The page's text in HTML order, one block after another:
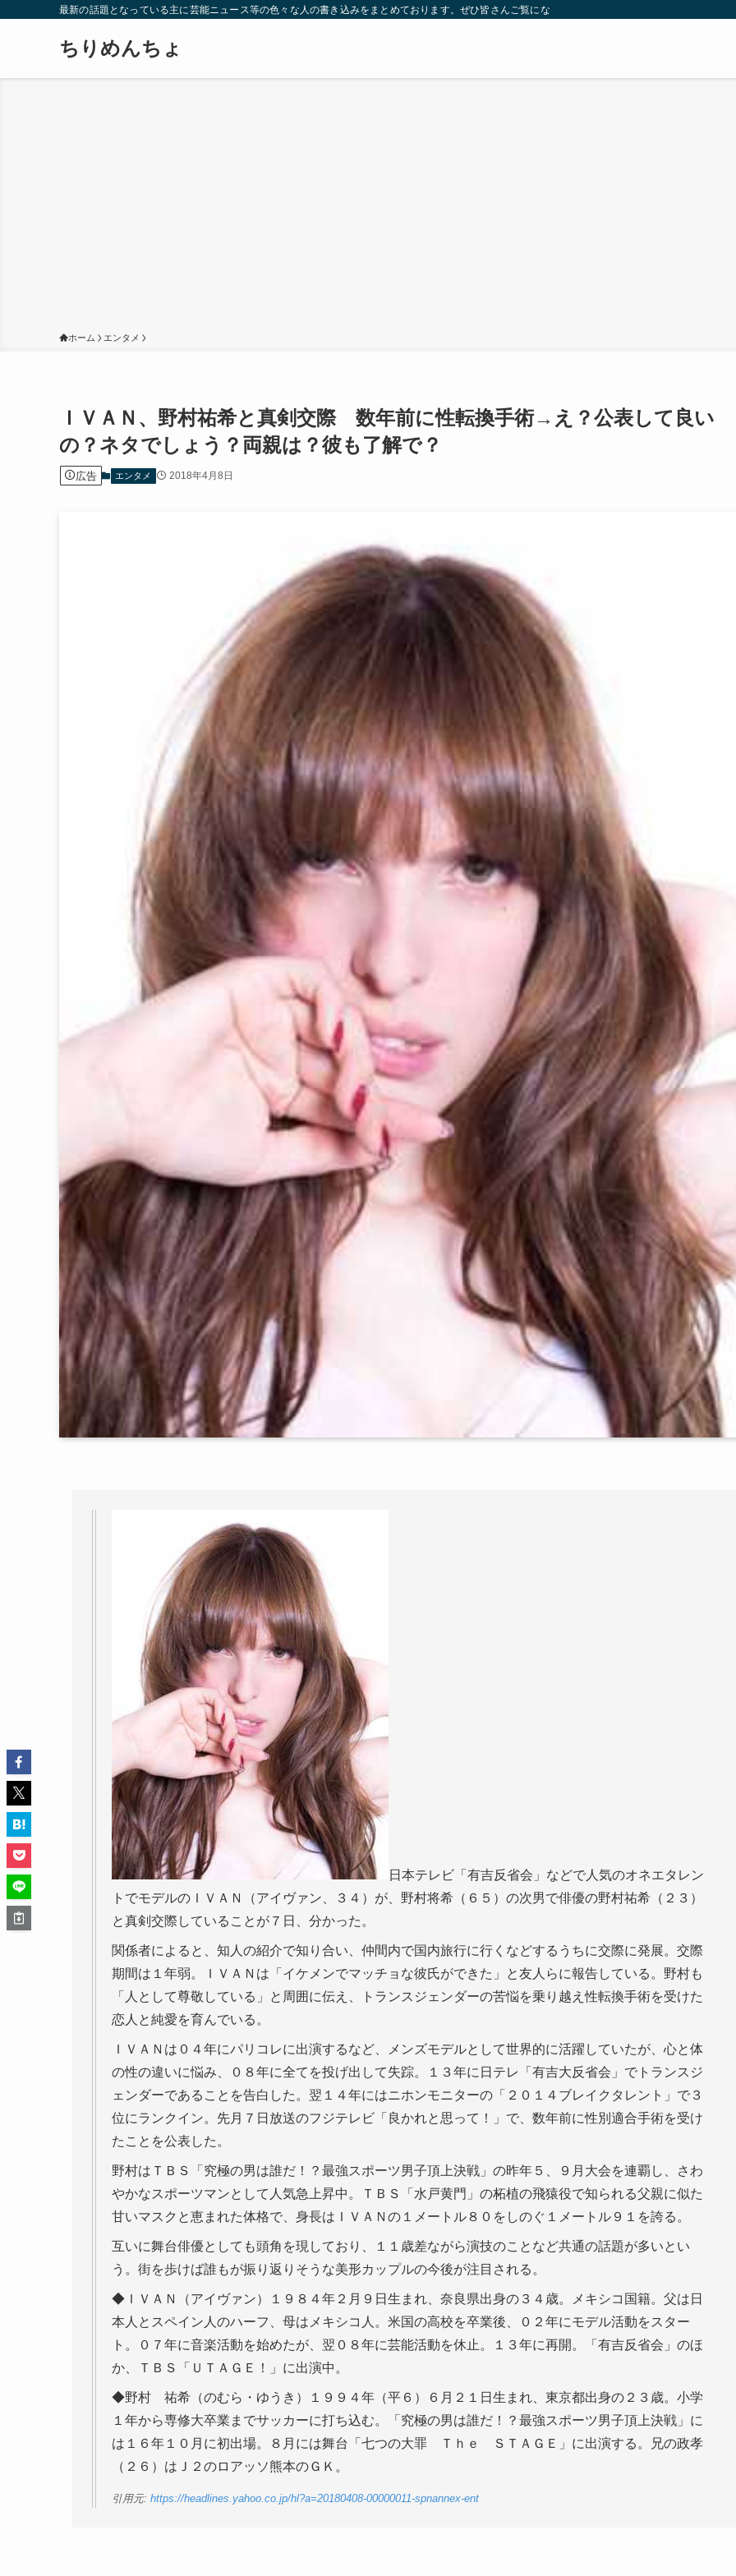
最新の話題となっている主に芸能ニュース等の色々な人の書き込みをまとめております。ぜひ皆さんご覧になっていってください。
ちりめんちょ
ホーム エンタメ
ＩＶＡＮ、野村祐希と真剣交際 数年前に性転換手術→え？公表して良い
の？ネタでしょう？両親は？彼も了解で？
広告 エンタメ 2018年4月8日
日本テレビ「有吉反省会」などで人気のオネエタレン
トでモデルのＩＶＡＮ（アイヴァン、３４）が、野村将希（６５）の次男で俳優の野村祐希（２３）
と真剣交際していることが７日、分かった。
関係者によると、知人の紹介で知り合い、仲間内で国内旅行に行くなどするうちに交際に発展。交際
期間は１年弱。ＩＶＡＮは「イケメンでマッチョな彼氏ができた」と友人らに報告している。野村も
「人として尊敬している」と周囲に伝え、トランスジェンダーの苦悩を乗り越え性転換手術を受けた
恋人と純愛を育んでいる。
ＩＶＡＮは０４年にパリコレに出演するなど、メンズモデルとして世界的に活躍していたが、心と体
の性の違いに悩み、０８年に全てを投げ出して失踪。１３年に日テレ「有吉大反省会」でトランスジ
ェンダーであることを告白した。翌１４年にはニホンモニターの「２０１４ブレイクタレント」で３
位にランクイン。先月７日放送のフジテレビ「良かれと思って！」で、数年前に性別適合手術を受け
たことを公表した。
野村はＴＢＳ「究極の男は誰だ！？最強スポーツ男子頂上決戦」の昨年５、９月大会を連覇し、さわ
やかなスポーツマンとして人気急上昇中。ＴＢＳ「水戸黄門」の柘植の飛猿役で知られる父親に似た
甘いマスクと恵まれた体格で、身長はＩＶＡＮの１メートル８０をしのぐ１メートル９１を誇る。
互いに舞台俳優としても頭角を現しており、１１歳差ながら演技のことなど共通の話題が多いとい
う。街を歩けば誰もが振り返りそうな美形カップルの今後が注目される。
◆ＩＶＡＮ（アイヴァン）１９８４年２月９日生まれ、奈良県出身の３４歳。メキシコ国籍。父は日
本人とスペイン人のハーフ、母はメキシコ人。米国の高校を卒業後、０２年にモデル活動をスター
ト。０７年に音楽活動を始めたが、翌０８年に芸能活動を休止。１３年に再開。「有吉反省会」のほ
か、ＴＢＳ「ＵＴＡＧＥ！」に出演中。
◆野村 祐希（のむら・ゆうき）１９９４年（平６）６月２１日生まれ、東京都出身の２３歳。小学
１年から専修大卒業までサッカーに打ち込む。「究極の男は誰だ！？最強スポーツ男子頂上決戦」に
は１６年１０月に初出場。８月には舞台「七つの大罪 Ｔｈｅ ＳＴＡＧＥ」に出演する。兄の政孝
（２６）はＪ２のロアッソ熊本のＧＫ。
引用元: https://headlines.yahoo.co.jp/hl?a=20180408-00000011-spnannex-ent